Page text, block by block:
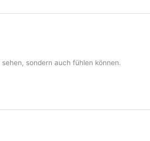
sondern auch fühlen können.